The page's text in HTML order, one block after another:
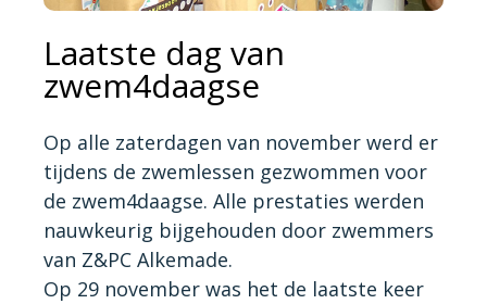
Laatste dag van
zwem4daagse
Op alle zaterdagen van november werd er
tijdens de zwemlessen gezwommen voor
de zwem4daagse. Alle prestaties werden
nauwkeurig bijgehouden door zwemmers
van Z&PC Alkemade.
Op 29 november was het de laatste keer